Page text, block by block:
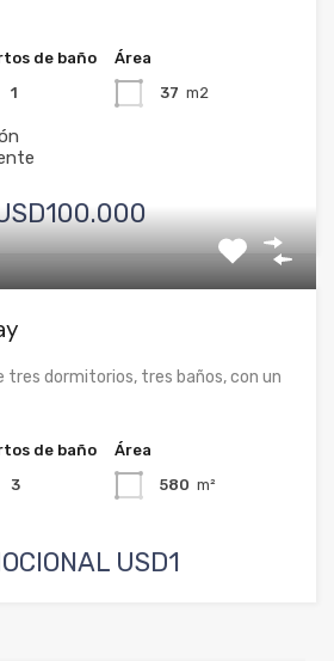
de baño
1
Área
37 m2
tres dormitorios, tres baños, con un
de baño
3
Área
580 m²
USD1